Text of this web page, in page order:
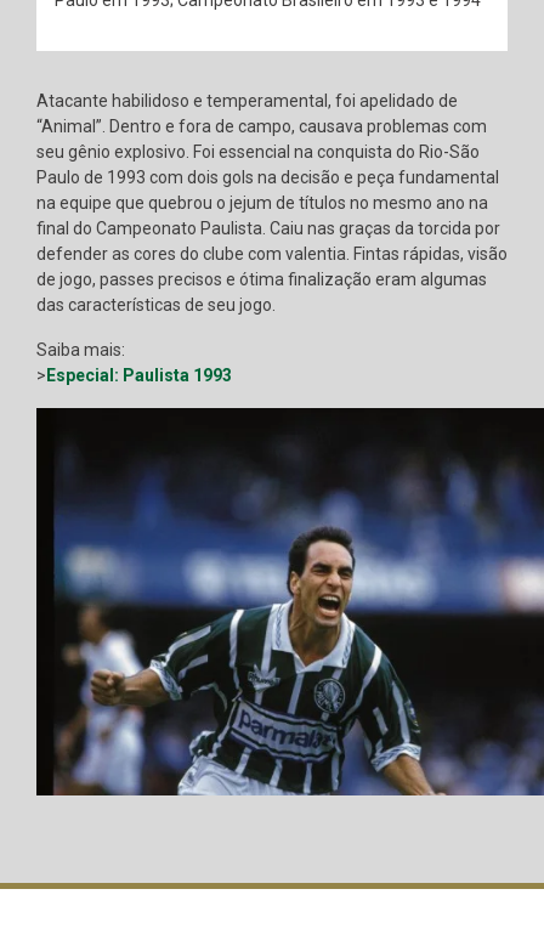
Atacante habilidoso e temperamental, foi apelidado de
“Animal”. Dentro e fora de campo, causava problemas com
seu gênio explosivo. Foi essencial na conquista do Rio-São
Paulo de 1993 com dois gols na decisão e peça fundamental
na equipe que quebrou o jejum de títulos no mesmo ano na
final do Campeonato Paulista. Caiu nas graças da torcida por
defender as cores do clube com valentia. Fintas rápidas, visão
de jogo, passes precisos e ótima finalização eram algumas
das características de seu jogo.
Saiba mais:
> Especial: Paulista 1993